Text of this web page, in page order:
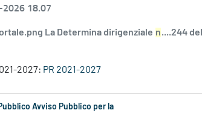
2026 18.07
La Determina dirigenziale n....244
2027: PR 2021-2027
Avviso Pubblico per la